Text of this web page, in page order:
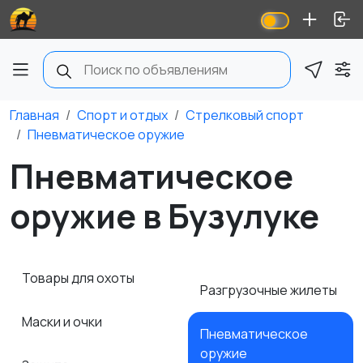
Главная Спорт и отдых
Стрелковый спорт
Пневматическое оружие
Пневматическое
оружие в Бузулуке
Товары для охоты
Маски и очки
Разгрузочные жилеты
Пневматическое
оружие